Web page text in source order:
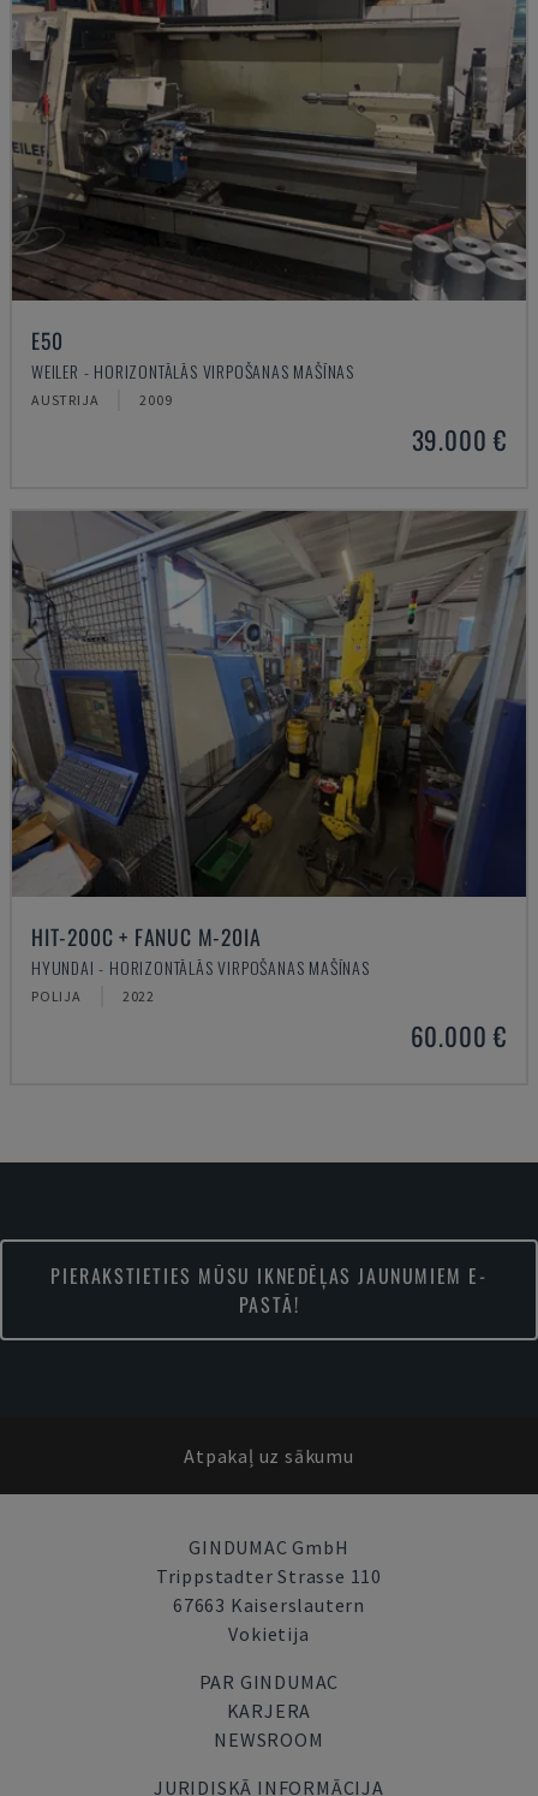
E50
WEILER - HORIZONTĀLĀS VIRPOŠANAS MAŠĪNAS
AUSTRIJA 2009
39.000 €
HIT-200C + FANUC M-20IA
HYUNDAI - HORIZONTĀLĀS VIRPOŠANAS MAŠĪNAS
POLIJA 2022
60.000 €
PIERAKSTIETIES MŪSU IKNEDĒĻAS JAUNUMIEM E-
PASTĀ!
Atpakaļ uz sākumu
GINDUMAC GmbH
Trippstadter Strasse 110
67663 Kaiserslautern
Vokietija
PAR GINDUMAC
KARJERA
NEWSROOM
JURIDISKĀ INFORMĀCIJA